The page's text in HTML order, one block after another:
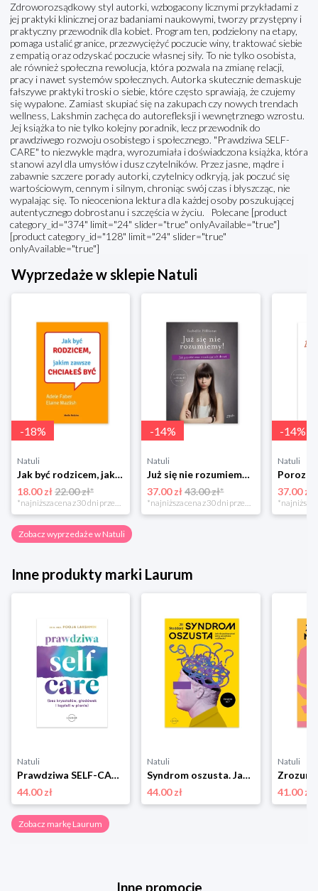
Zdroworozsądkowy styl autorki, wzbogacony licznymi przykładami z
jej praktyki klinicznej oraz badaniami naukowymi, tworzy przystępny i
praktyczny przewodnik dla kobiet. Program ten, podzielony na etapy,
pomaga ustalić granice, przezwyciężyć poczucie winy, traktować siebie
z empatią oraz odzyskać poczucie własnej siły. To nie tylko osobista,
ale również społeczna rewolucja, która pozwala na zmianę relacji,
pracy i nawet systemów społecznych. Autorka skutecznie demaskuje
fałszywe praktyki troski o siebie, które często sprawiają, że czujemy
się wypalone. Zamiast skupiać się na zakupach czy nowych trendach
wellness, Lakshmin zachęca do autorefleksji i wewnętrznego wzrostu.
Jej książka to nie tylko kolejny poradnik, lecz przewodnik do
prawdziwego rozwoju osobistego i społecznego. "Prawdziwa SELF-
CARE" to niezwykle mądra, wyrozumiała i doświadczona książka, która
stanowi azyl dla umysłów i dusz czytelników. Przez jasne, mądre i
zabawnie szczere porady autorki, czytelnicy odkryją, jak poczuć się
wartościowym, cennym i silnym, chroniąc swój czas i błyszcząc, nie
wypalając się. To nieoceniona lektura dla każdej osoby poszukującej
autentycznego dobrostanu i szczęścia w życiu. Polecane [product
category_id="374" limit="24" slider="true" onlyAvailable="true"]
[product category_id="128" limit="24" slider="true"
onlyAvailable="true"]
Wyprzedaże w sklepie Natuli
-18%
Natuli
Jak być rodzicem, jakim zawsze chciałeś być Media rodzina
18.00 zł22.00 zł*
*najniższa cena z 30 dni przed obniżką
-14%
Natuli
Już się nie rozumiemy! Jak przeżyć czas trzaskających drzwi Esprit
37.00 zł 43.00 zł*
*najniższa cena z 30 dni przed obniżką
-14%
Natuli
37.00 zł
Zobacz wyprzedaże w Natuli
Inne produkty marki Laurum
Natuli
Prawdziwa SELF-CARE (bez kryształów, głodówek i kąpieli w pianie) Laurum
44.00 zł
Natuli
Syndrom oszusta. Jak nie podkopywać wiary we własne możliwości Laurum
44.00 zł
Natuli
41.00 zł
Zobacz markę Laurum
Inne promocje